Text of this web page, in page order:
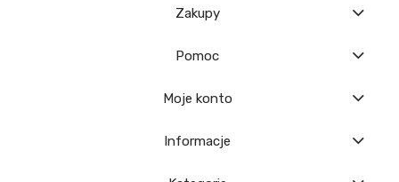
Zakupy
Pomoc
Moje konto
Informacje